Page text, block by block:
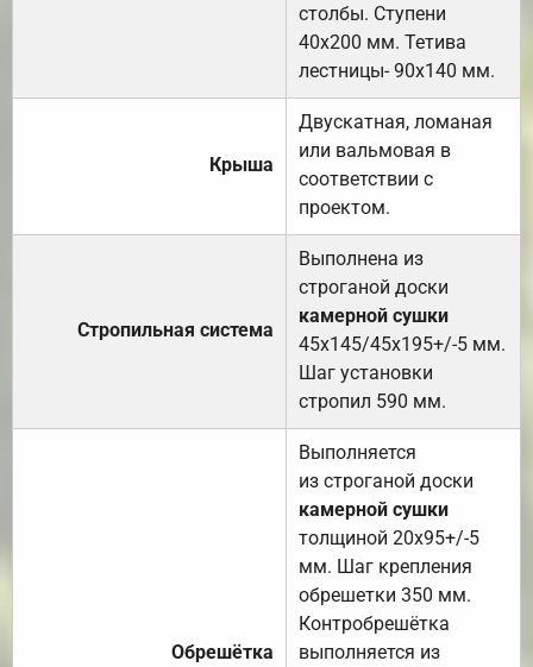
столбы. Ступени
40х200 мм. Тетива
лестницы- 90х140 мм.
Крыша
Двускатная, ломаная
или вальмовая в
соответствии с
проектом.
Стропильная система
Выполнена из
строганой доски
камерной сушки
45х145/45х195+/-5 мм.
Шаг установки
стропил 590 мм.
Обрешётка
Выполняется
из строганой доски
камерной сушки
толщиной 20х95+/-5
мм. Шаг крепления
обрешетки 350 мм.
Контробрешётка
выполняется из